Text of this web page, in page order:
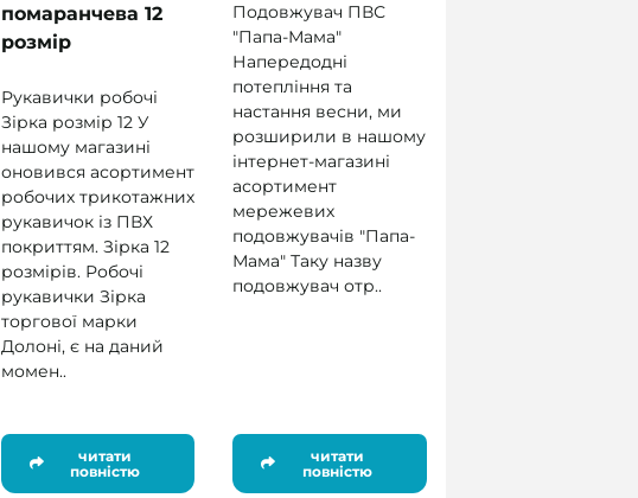
помаранчева 12
розмір
Рукавички робочі
Зірка розмір 12 У
нашому магазині
оновився асортимент
робочих трикотажних
рукавичок із ПВХ
покриттям. Зірка 12
розмірів. Робочі
рукавички Зірка
торгової марки
Долоні, є на даний
момен..
читати
повністю
Подовжувач ПВС
"Папа-Мама"
Напередодні
потепління та
настання весни, ми
розширили в нашому
інтернет-магазині
асортимент
мережевих
подовжувачів "Папа-
Мама" Таку назву
подовжувач отр..
читати
повністю